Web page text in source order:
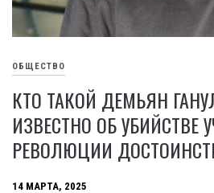
ОБЩЕСТВО
КТО ТАКОЙ ДЕМЬЯН
ИЗВЕСТНО ОБ УБИЙСТВЕ
РЕВОЛЮЦИИ
14 МАРТА, 2025